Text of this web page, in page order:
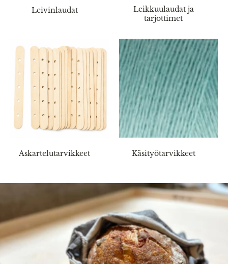
Leivinlaudat
Leikkuulaudat ja
tarjottimet
Askartelutarvikkeet Käsityötarvikkeet